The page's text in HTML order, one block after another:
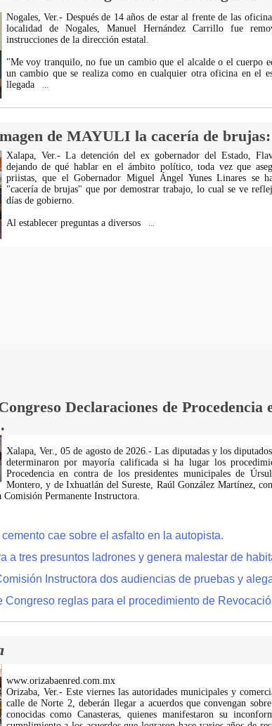
Nogales, Ver.- Después de 14 años de estar al frente de las
localidad de Nogales, Manuel Hernández Carrillo fue
instrucciones de la dirección estatal.
"Me voy tranquilo, no fue un cambio que el alcalde o el cuerpo
un cambio que se realiza como en cualquier otra oficina en el
llegada
de MAYULI la cacería de
Xalapa, Ver.- La detención del ex gobernador del Estado,
dejando de qué hablar en el ámbito político, toda vez que
priistas, que el Gobernador Miguel Ángel Yunes Linares se
"cacería de brujas" que por demostrar trabajo, lo cual se ve
días de gobierno.
Al establecer preguntas a diversos
Declaraciones de Procedencia
Xalapa, Ver., 05 de agosto de 2026.- Las diputadas y los
determinaron por mayoría calificada si ha lugar los
Procedencia en contra de los presidentes municipales de
Montero, y de Ixhuatlán del Sureste, Raúl González Martínez,
Comisión Permanente Instructora.
cae sobre el asfalto en la autopista.
a tres presuntos ladrones y genera malestar de
Instructora dos audiencias de pruebas y
Congreso reglas para el procedimiento de
www.orizabaenred.com.mx
Orizaba, Ver.- Este viernes las autoridades municipales y
calle de Norte 2, deberán llegar a acuerdos que convengan
conocidas como Canasteras, quienes manifestaron su